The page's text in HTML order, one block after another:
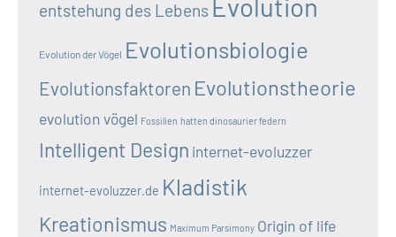
entstehung des Lebens Evolution
Evolution der Vögel Evolutionsbiologie
Evolutionsfaktoren Evolutionstheorie
evolution vögel Fossilien hatten dinosaurier federn
Intelligent Design internet-evoluzzer
internet-evoluzzer.de Kladistik
Kreationismus Maximum Parsimony Origin of life